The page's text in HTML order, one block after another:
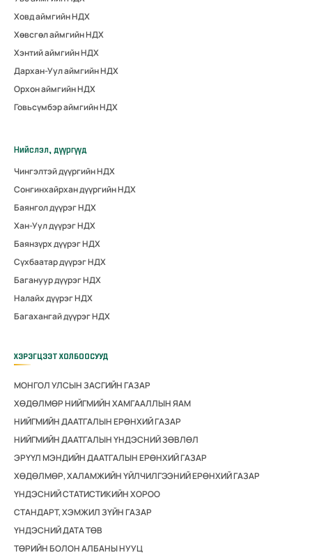
Ховд аймгийн НДХ
Хөвсгөл аймгийн НДХ
Хэнтий аймгийн НДХ
Дархан-Уул аймгийн НДХ
Орхон аймгийн НДХ
Говьсүмбэр аймгийн НДХ
Нийслэл, дүүргүүд
Чингэлтэй дүүргийн НДХ
Сонгинхайрхан дүүргийн НДХ
Баянгол дүүрэг НДХ
Хан-Уул дүүрэг НДХ
Баянзүрх дүүрэг НДХ
Сүхбаатар дүүрэг НДХ
Багануур дүүрэг НДХ
Налайх дүүрэг НДХ
Багахангай дүүрэг НДХ
ХЭРЭГЦЭЭТ ХОЛБООСУУД
МОНГОЛ УЛСЫН ЗАСГИЙН ГАЗАР
ХӨДӨЛМӨР НИЙГМИЙН ХАМГААЛЛЫН ЯАМ
НИЙГМИЙН ДААТГАЛЫН ЕРӨНХИЙ ГАЗАР
НИЙГМИЙН ДААТГАЛЫН ҮНДЭСНИЙ ЗӨВЛӨЛ
ЭРҮҮЛ МЭНДИЙН ДААТГАЛЫН ЕРӨНХИЙ ГАЗАР
ХӨДӨЛМӨР, ХАЛАМЖИЙН ҮЙЛЧИЛГЭЭНИЙ ЕРӨНХИЙ ГАЗАР
ҮНДЭСНИЙ СТАТИСТИКИЙН ХОРОО
СТАНДАРТ, ХЭМЖИЛ ЗҮЙН ГАЗАР
ҮНДЭСНИЙ ДАТА ТӨВ
ТӨРИЙН БОЛОН АЛБАНЫ НУУЦ